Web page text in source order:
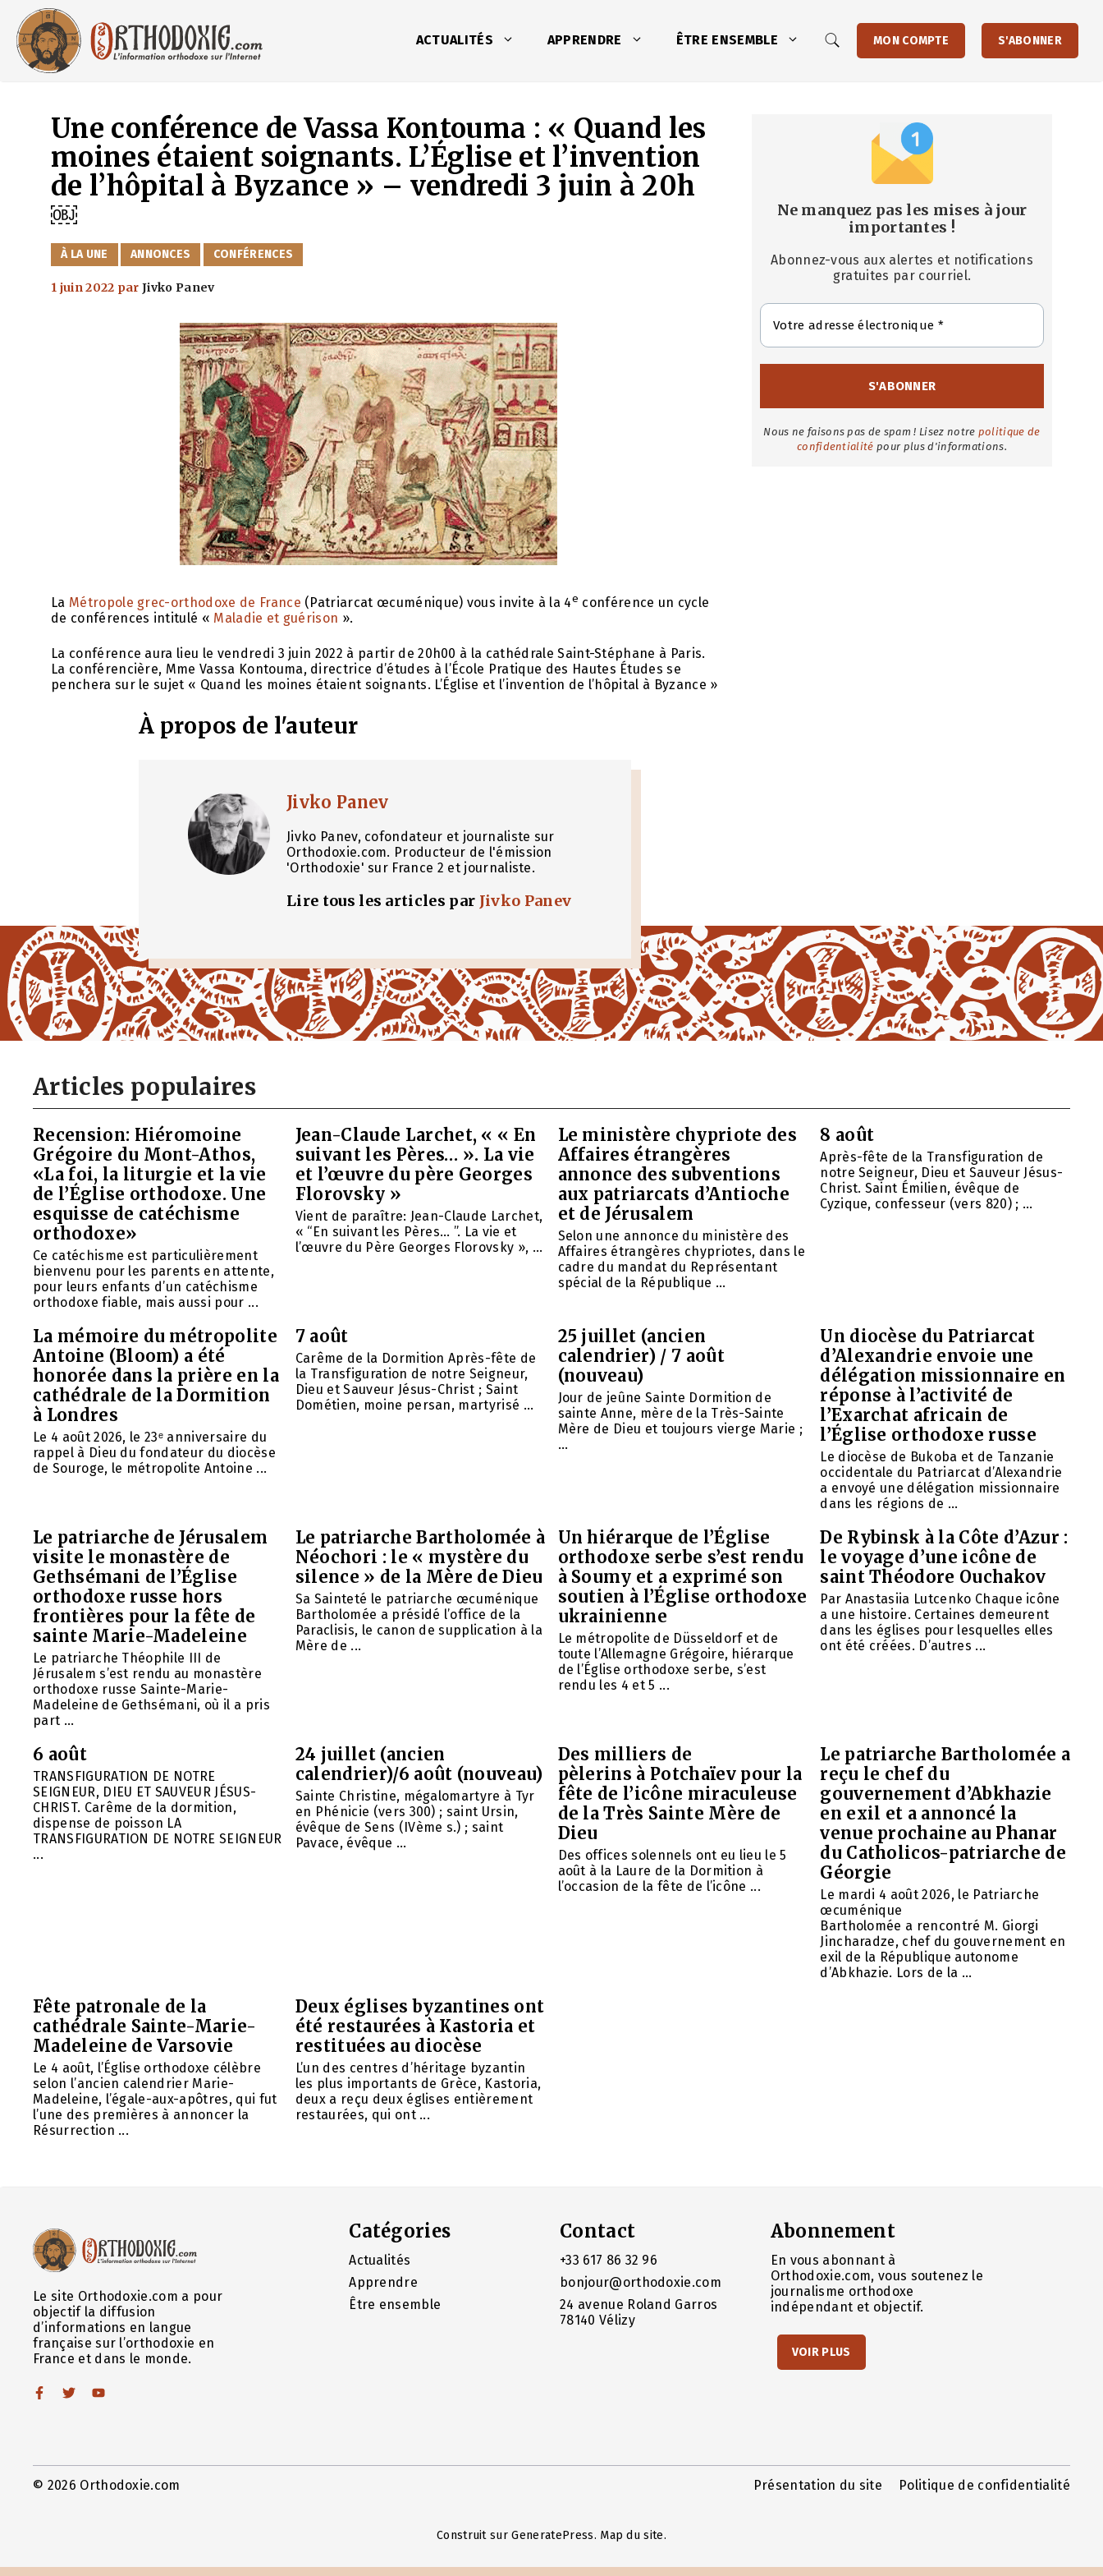
contenu
ACTUALITÉS APPRENDRE ÊTRE ENSEMBLE MON COMPTE S'ABONNER
Une conférence de Vassa Kontouma : « Quand les
moines étaient soignants. L’Église et l’invention
de l’hôpital à Byzance » – vendredi 3 juin à 20h
￼
CATÉGORIES
À LA UNE ANNONCES CONFÉRENCES
1 juin 2022 parJivko Panev
La Métropole grec-orthodoxe de France (Patriarcat œcuménique) vous invite à la 4e conférence un cycle
de conférences intitulé « Maladie et guérison ».
La conférence aura lieu le vendredi 3 juin 2022 à partir de 20h00 à la cathédrale Saint-Stéphane à Paris.
La conférencière, Mme Vassa Kontouma, directrice d’études à l’École Pratique des Hautes Études se
penchera sur le sujet « Quand les moines étaient soignants. L’Église et l’invention de l’hôpital à Byzance »
À propos de l'auteur
Jivko Panev
Jivko Panev, cofondateur et journaliste sur
Orthodoxie.com. Producteur de l'émission
'Orthodoxie' sur France 2 et journaliste.
Lire tous les articles par Jivko Panev
Ne manquez pas les mises à jour
importantes !
Abonnez-vous aux alertes et notifications
gratuites par courriel.
Nous ne faisons pas de spam ! Lisez notre politique de
confidentialité pour plus d'informations.
Articles populaires
Recension: Hiéromoine
Grégoire du Mont-Athos,
«La foi, la liturgie et la vie
de l’Église orthodoxe. Une
esquisse de catéchisme
orthodoxe»
Ce catéchisme est particulièrement
bienvenu pour les parents en attente,
pour leurs enfants d’un catéchisme
orthodoxe fiable, mais aussi pour ...
Jean-Claude Larchet, « « En
suivant les Pères… ». La vie
et l’œuvre du père Georges
Florovsky »
Vient de paraître: Jean-Claude Larchet,
« “En suivant les Pères… ”. La vie et
l’œuvre du Père Georges Florovsky », ...
Le ministère chypriote des
Affaires étrangères
annonce des subventions
aux patriarcats d’Antioche
et de Jérusalem
Selon une annonce du ministère des
Affaires étrangères chypriotes, dans le
cadre du mandat du Représentant
spécial de la République ...
8 août
Après-fête de la Transfiguration de
notre Seigneur, Dieu et Sauveur Jésus-
Christ. Saint Émilien, évêque de
Cyzique, confesseur (vers 820) ; ...
La mémoire du métropolite
Antoine (Bloom) a été
honorée dans la prière en la
cathédrale de la Dormition
à Londres
Le 4 août 2026, le 23ᵉ anniversaire du
rappel à Dieu du fondateur du diocèse
de Souroge, le métropolite Antoine ...
7 août
Carême de la Dormition Après-fête de
la Transfiguration de notre Seigneur,
Dieu et Sauveur Jésus-Christ ; Saint
Dométien, moine persan, martyrisé ...
25 juillet (ancien
calendrier) / 7 août
(nouveau)
Jour de jeûne Sainte Dormition de
sainte Anne, mère de la Très-Sainte
Mère de Dieu et toujours vierge Marie ;
...
Un diocèse du Patriarcat
d’Alexandrie envoie une
délégation missionnaire en
réponse à l’activité de
l’Exarchat africain de
l’Église orthodoxe russe
Le diocèse de Bukoba et de Tanzanie
occidentale du Patriarcat d’Alexandrie
a envoyé une délégation missionnaire
dans les régions de ...
Le patriarche de Jérusalem
visite le monastère de
Gethsémani de l’Église
orthodoxe russe hors
frontières pour la fête de
sainte Marie-Madeleine
Le patriarche Théophile III de
Jérusalem s’est rendu au monastère
orthodoxe russe Sainte-Marie-
Madeleine de Gethsémani, où il a pris
part ...
Le patriarche Bartholomée à
Néochori : le « mystère du
silence » de la Mère de Dieu
Sa Sainteté le patriarche œcuménique
Bartholomée a présidé l’office de la
Paraclisis, le canon de supplication à la
Mère de ...
Un hiérarque de l’Église
orthodoxe serbe s’est rendu
à Soumy et a exprimé son
soutien à l’Église orthodoxe
ukrainienne
Le métropolite de Düsseldorf et de
toute l’Allemagne Grégoire, hiérarque
de l’Église orthodoxe serbe, s’est
rendu les 4 et 5 ...
De Rybinsk à la Côte d’Azur :
le voyage d’une icône de
saint Théodore Ouchakov
Par Anastasiia Lutcenko Chaque icône
a une histoire. Certaines demeurent
dans les églises pour lesquelles elles
ont été créées. D’autres ...
6 août
TRANSFIGURATION DE NOTRE
SEIGNEUR, DIEU ET SAUVEUR JÉSUS-
CHRIST. Carême de la dormition,
dispense de poisson LA
TRANSFIGURATION DE NOTRE SEIGNEUR
...
24 juillet (ancien
calendrier)/6 août (nouveau)
Sainte Christine, mégalomartyre à Tyr
en Phénicie (vers 300) ; saint Ursin,
évêque de Sens (IVème s.) ; saint
Pavace, évêque ...
Des milliers de
pèlerins à Potchaïev pour la
fête de l’icône miraculeuse
de la Très Sainte Mère de
Dieu
Des offices solennels ont eu lieu le 5
août à la Laure de la Dormition à
l’occasion de la fête de l’icône ...
Le patriarche Bartholomée a
reçu le chef du
gouvernement d’Abkhazie
en exil et a annoncé la
venue prochaine au Phanar
du Catholicos-patriarche de
Géorgie
Le mardi 4 août 2026, le Patriarche
œcuménique
Bartholomée a rencontré M. Giorgi
Jincharadze, chef du gouvernement en
exil de la République autonome
d’Abkhazie. Lors de la ...
Fête patronale de la
cathédrale Sainte-Marie-
Madeleine de Varsovie
Le 4 août, l’Église orthodoxe célèbre
selon l’ancien calendrier Marie-
Madeleine, l’égale-aux-apôtres, qui fut
l’une des premières à annoncer la
Résurrection ...
Deux églises byzantines ont
été restaurées à Kastoria et
restituées au diocèse
L’un des centres d’héritage byzantin
les plus importants de Grèce, Kastoria,
deux a reçu deux églises entièrement
restaurées, qui ont ...
Le site Orthodoxie.com a pour
objectif la diffusion
d’informations en langue
française sur l’orthodoxie en
France et dans le monde.
Catégories
Actualités
Apprendre
Être ensemble
Contact
+33 617 86 32 96
bonjour@orthodoxie.com
24 avenue Roland Garros
78140 Vélizy
Abonnement
En vous abonnant à
Orthodoxie.com, vous soutenez le
journalisme orthodoxe
indépendant et objectif.
VOIR PLUS
© 2026 Orthodoxie.com Présentation du site Politique de confidentialité
Construit surGeneratePress. Map du site.